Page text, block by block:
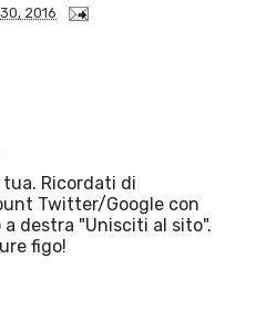
2016
Ricordati di
Twitter/Google con
destra "Unisciti al sito".
figo!